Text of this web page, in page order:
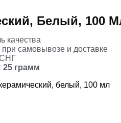
Белый, 100
качества
при самовывозе и доставке
СНГ
25 грамм
белый, 100 мл